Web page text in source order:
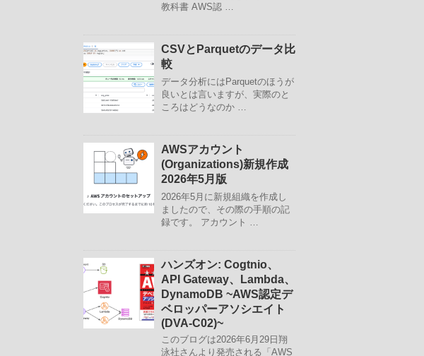
教科書 AWS認 …
CSVとParquetのデータ比
較
データ分析にはParquetのほうが
良いとは言いますが、実際のと
ころはどうなのか …
AWSアカウント
(Organizations)新規作成
2026年5月版
2026年5月に新規組織を作成し
ましたので、その際の手順の記
録です。 アカウント …
ハンズオン: Cogtnio、
API Gateway、Lambda、
DynamoDB ~AWS認定デ
ベロッパーアソシエイト
(DVA-C02)~
このブログは2026年6月29日翔
泳社さんより発売される「AWS